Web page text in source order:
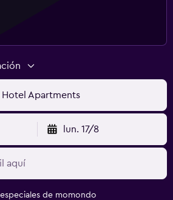
Hotel Apartments
lun. 17/8
de momondo